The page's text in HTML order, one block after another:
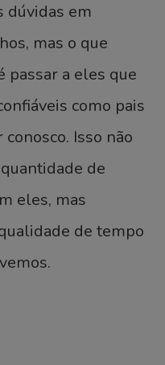
dúvidas em
mas o que
passar a eles que
como pais
Isso não
de
eles, mas
de tempo